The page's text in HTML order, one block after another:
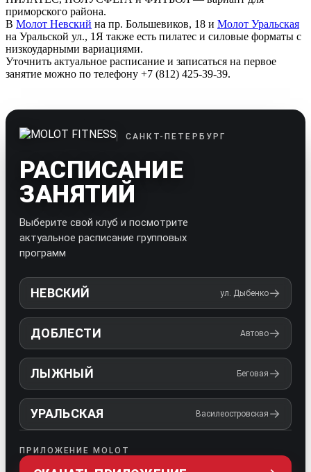
приморского района.
В Молот Невский на пр. Большевиков, 18 и Молот Уральская
на Уральской ул., 1Я также есть пилатес и силовые форматы с
низкоударными вариациями.
Уточнить актуальное расписание и записаться на первое
занятие можно по телефону +7 (812) 425-39-39.
САНКТ-ПЕТЕРБУРГ
РАСПИСАНИЕ
ЗАНЯТИЙ
Выберите свой клуб и посмотрите
актуальное расписание групповых
программ
НЕВСКИЙ ул. Дыбенко→
ДОБЛЕСТИ Автово→
ЛЫЖНЫЙ Беговая →
УРАЛЬСКАЯ Василеостровская →
ПРИЛОЖЕНИЕ MOLOT